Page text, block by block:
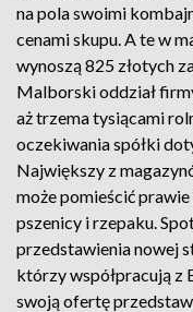
na pola swoimi
cenami skupu. A te w
wynoszą 825 złotych
Malborski oddział
aż trzema tysiącami
oczekiwania spółki
Największy z
może pomieścić
pszenicy i rzepaku.
przedstawienia nowej
którzy współpracują z
swoją ofertę